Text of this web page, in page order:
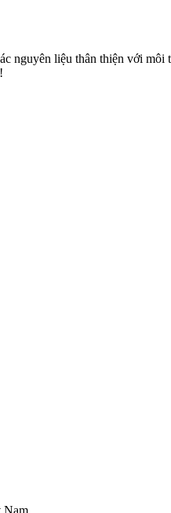
nguyên liệu thân thiện với